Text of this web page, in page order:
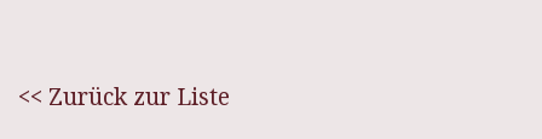
<< Zurück zur Liste